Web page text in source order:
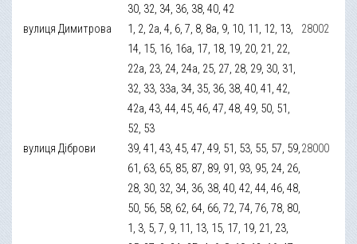
30, 32, 34, 36, 38, 40, 42
вулиця Димитрова
1, 2, 2а, 4, 6, 7, 8, 8а, 9, 10, 11, 12, 13,
14, 15, 16, 16а, 17, 18, 19, 20, 21, 22,
22а, 23, 24, 24а, 25, 27, 28, 29, 30, 31,
32, 33, 33а, 34, 35, 36, 38, 40, 41, 42,
42а, 43, 44, 45, 46, 47, 48, 49, 50, 51,
52, 53
28002
вулиця Діброви
39, 41, 43, 45, 47, 49, 51, 53, 55, 57, 59,
61, 63, 65, 85, 87, 89, 91, 93, 95, 24, 26,
28, 30, 32, 34, 36, 38, 40, 42, 44, 46, 48,
50, 56, 58, 62, 64, 66, 72, 74, 76, 78, 80,
1, 3, 5, 7, 9, 11, 13, 15, 17, 19, 21, 23,
28000